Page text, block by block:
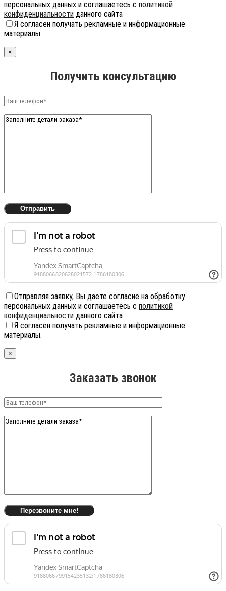
персональных данных и соглашаетесь с политикой
конфиденциальности данного сайта
Я согласен получать рекламные и информационные
материалы
×
Получить консультацию
Отправляя заявку, Вы даете согласие на обработку
персональных данных и соглашаетесь с политикой
конфиденциальности данного сайта
Я согласен получать рекламные и информационные
материалы.
×
Заказать звонок